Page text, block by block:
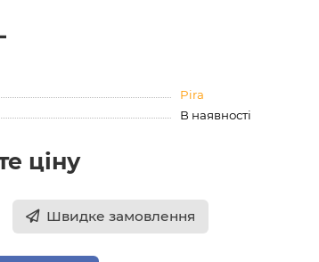
Pira
В наявності
ціну
Швидке замовлення